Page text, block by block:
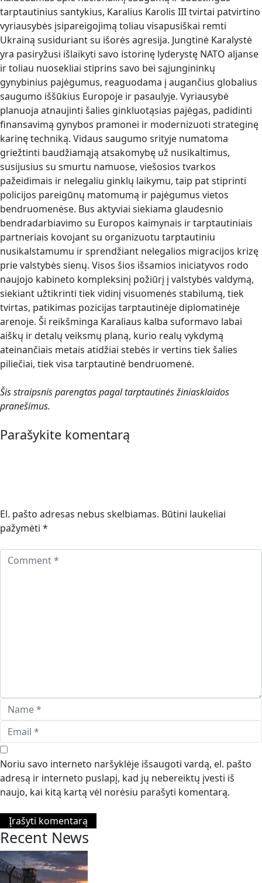
tarptautinius santykius, Karalius Karolis III tvirtai patvirtino
vyriausybės įsipareigojimą toliau visapusiškai remti
Ukrainą susiduriant su išorės agresija. Jungtinė Karalystė
yra pasiryžusi išlaikyti savo istorinę lyderystę NATO aljanse
ir toliau nuosekliai stiprins savo bei sąjungininkų
gynybinius pajėgumus, reaguodama į augančius globalius
saugumo iššūkius Europoje ir pasaulyje. Vyriausybė
planuoja atnaujinti šalies ginkluotąsias pajėgas, padidinti
finansavimą gynybos pramonei ir modernizuoti strateginę
karinę techniką. Vidaus saugumo srityje numatoma
griežtinti baudžiamąją atsakomybę už nusikaltimus,
susijusius su smurtu namuose, viešosios tvarkos
pažeidimais ir nelegaliu ginklų laikymu, taip pat stiprinti
policijos pareigūnų matomumą ir pajėgumus vietos
bendruomenėse. Bus aktyviai siekiama glaudesnio
bendradarbiavimo su Europos kaimynais ir tarptautiniais
partneriais kovojant su organizuotu tarptautiniu
nusikalstamumu ir sprendžiant nelegalios migracijos krizę
prie valstybės sienų. Visos šios išsamios iniciatyvos rodo
naujojo kabineto kompleksinį požiūrį į valstybės valdymą,
siekiant užtikrinti tiek vidinį visuomenės stabilumą, tiek
tvirtas, patikimas pozicijas tarptautinėje diplomatinėje
arenoje. Ši reikšminga Karaliaus kalba suformavo labai
aiškų ir detalų veiksmų planą, kurio realų vykdymą
ateinančiais metais atidžiai stebės ir vertins tiek šalies
piliečiai, tiek visa tarptautinė bendruomenė.
Šis straipsnis parengtas pagal tarptautinės žiniasklaidos
pranešimus.
Parašykite komentarą
El. pašto adresas nebus skelbiamas. Būtini laukeliai
pažymėti *
Noriu savo interneto naršyklėje išsaugoti vardą, el. pašto
adresą ir interneto puslapį, kad jų nebereiktų įvesti iš
naujo, kai kitą kartą vėl norėsiu parašyti komentarą.
Recent News